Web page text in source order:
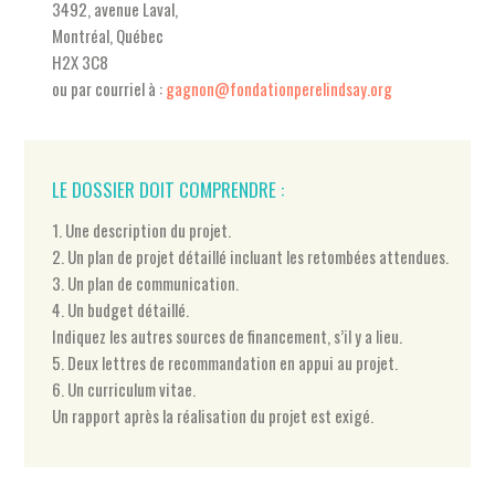
3492, avenue Laval,
Montréal, Québec
H2X 3C8
ou par courriel à :gagnon@fondationperelindsay.org
LE DOSSIER DOIT COMPRENDRE :
1. Une description du projet.
2. Un plan de projet détaillé incluant les retombées attendues.
3. Un plan de communication.
4. Un budget détaillé.
Indiquez les autres sources de financement, s’il y a lieu.
5. Deux lettres de recommandation en appui au projet.
6. Un curriculum vitae.
Un rapport après la réalisation du projet est exigé.